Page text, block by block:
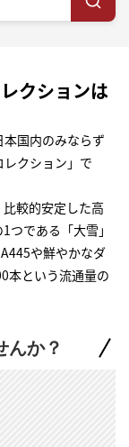
クションは
国内のみならず
クション」で
較的安定した高
である「大雪」
や鮮やかなダ
本という流通量の
んか？